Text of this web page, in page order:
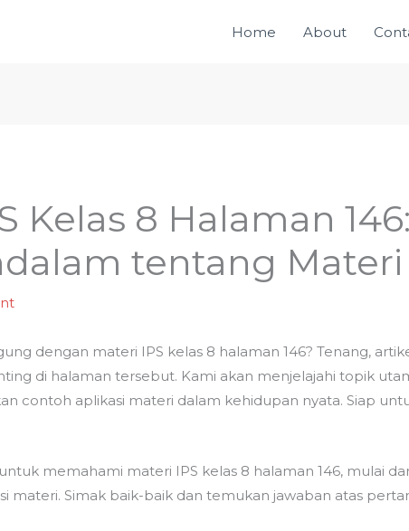
Home About
Kelas 8 Halaman 146:
tentang Materi
dengan materi IPS kelas 8 halaman 146? Tenang,
di halaman tersebut. Kami akan menjelajahi topik
contoh aplikasi materi dalam kehidupan nyata. Siap
memahami materi IPS kelas 8 halaman 146, mulai
materi. Simak baik-baik dan temukan jawaban atas